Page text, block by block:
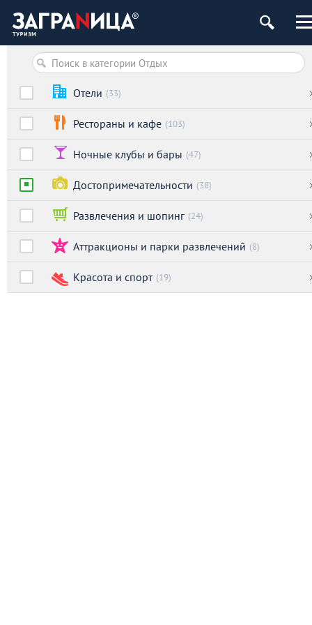
Отели (33)
Рестораны и кафе (103)
Ночные клубы и бары (47)
Достопримечательности (38)
Развлечения и шопинг (24)
Аттракционы и парки развлечений (8)
Красота и спорт (19)